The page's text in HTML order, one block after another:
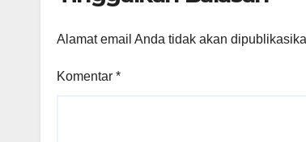
Alamat email Anda tidak akan
Komentar *